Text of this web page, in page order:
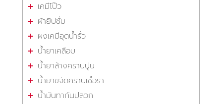
เคมีโป๊ว
ผ้ายิปซั่ม
ผงเคมีอุดน้ำรั่ว
น้ำยาเคลือบ
น้ำยาล้างคราบปูน
น้ำยาขจัดคราบเชื้อรา
น้ำมันทากันปลวก